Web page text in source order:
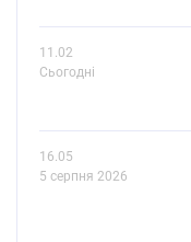
11.02
Сьогодні
16.05
5 серпня 2026